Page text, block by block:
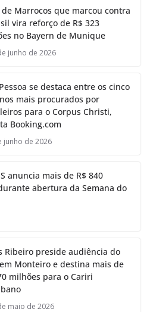
de Marrocos que marcou contra
vira reforço de R$ 323
no Bayern de Munique
junho de 2026
se destaca entre os cinco
mais procurados por
para o Corpus Christi,
Booking.com
junho de 2026
anuncia mais de R$ 840
abertura da Semana do
Ribeiro preside audiência do
Monteiro e destina mais de
milhões para o Cariri
maio de 2026